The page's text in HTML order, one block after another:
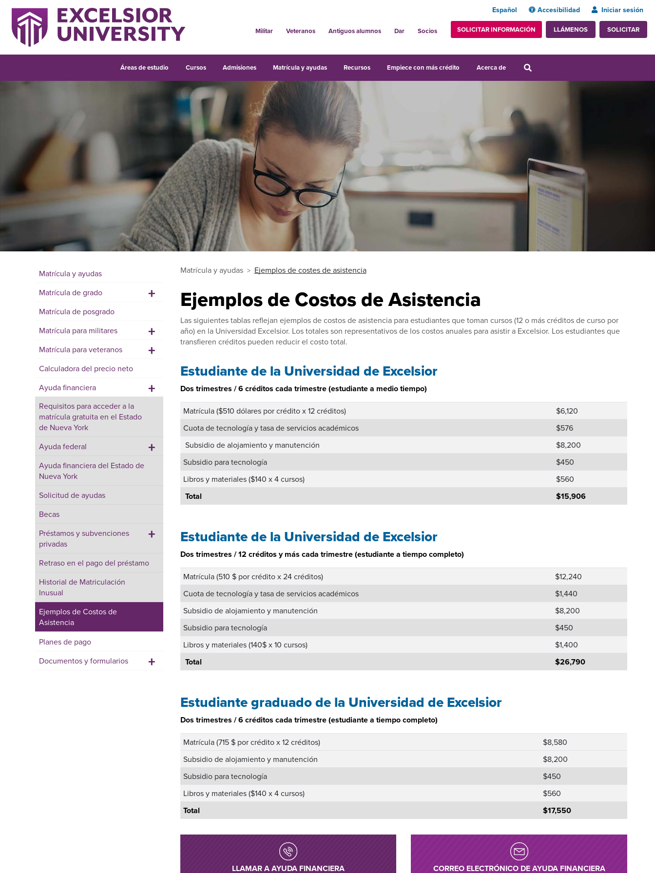
Español Accesibilidad Iniciar sesión
Militar Veteranos Antiguos alumnos Dar Socios SOLICITAR INFORMACIÓN LLÁMENOS SOLICITAR
Áreas de estudio Cursos Admisiones Matrícula y ayudas Recursos Empiece con más crédito Acerca de
Matrícula y ayudas
Matrícula de grado
+
Matrícula de posgrado
Matrícula para militares
+
Matrícula para veteranos +
Calculadora del precio neto
Ayuda financiera
+
Requisitos para acceder a la
matrícula gratuita en el Estado
de Nueva York
Ayuda federal
+
Ayuda financiera del Estado de
Nueva York
Solicitud de ayudas
Becas
Préstamos y subvenciones
privadas
+
Retraso en el pago del préstamo
Historial de Matriculación
Inusual
Ejemplos de Costos de
Asistencia
Planes de pago
Documentos y formularios
+
Matrícula y ayudas Ejemplos de costes de asistencia
Ejemplos de Costos de Asistencia
Las siguientes tablas reflejan ejemplos de costos de asistencia para estudiantes que toman cursos (12 o más créditos de curso por
año) en la Universidad Excelsior. Los totales son representativos de los costos anuales para asistir a Excelsior. Los estudiantes que
transfieren créditos pueden reducir el costo total.
Estudiante de la Universidad de Excelsior
Dos trimestres / 6 créditos cada trimestre (estudiante a medio tiempo)
Matrícula ($510 dólares por crédito x 12 créditos)
$6,120
Cuota de tecnología y tasa de servicios académicos
$576
Subsidio de alojamiento y manutención
$8,200
Subsidio para tecnología
$450
Libros y materiales ($140 x 4 cursos)
$560
Total $15,906
Estudiante de la Universidad de Excelsior
Dos trimestres / 12 créditos y más cada trimestre (estudiante a tiempo completo)
Matrícula (510 $ por crédito x 24 créditos)
$12,240
Cuota de tecnología y tasa de servicios académicos
$1,440
Subsidio de alojamiento y manutención
$8,200
Subsidio para tecnología
$450
Libros y materiales (140$ x 10 cursos)
$1,400
Total $26,790
Estudiante graduado de la Universidad de Excelsior
Dos trimestres / 6 créditos cada trimestre (estudiante a tiempo completo)
Matrícula (715 $ por crédito x 12 créditos)
$8,580
Subsidio de alojamiento y manutención
$8,200
Subsidio para tecnología
$450
Libros y materiales ($140 x 4 cursos)
$560
Total $17,550
LLAMAR A AYUDA FINANCIERA CORREO ELECTRÓNICO DE AYUDA FINANCIERA